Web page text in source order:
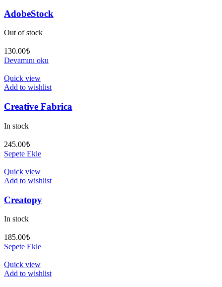
AdobeStock
Out of stock
130.00₺
Devamını oku
Quick view
Add to wishlist
Creative Fabrica
In stock
245.00₺
Sepete Ekle
Quick view
Add to wishlist
Creatopy
In stock
185.00₺
Sepete Ekle
Quick view
Add to wishlist